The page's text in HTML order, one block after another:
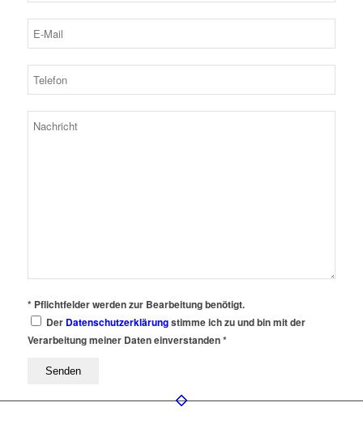
* Pflichtfelder werden zur Bearbeitung benötigt.
Der Datenschutzerklärungstimme ich zu und bin mit der
Verarbeitung meiner Daten einverstanden *